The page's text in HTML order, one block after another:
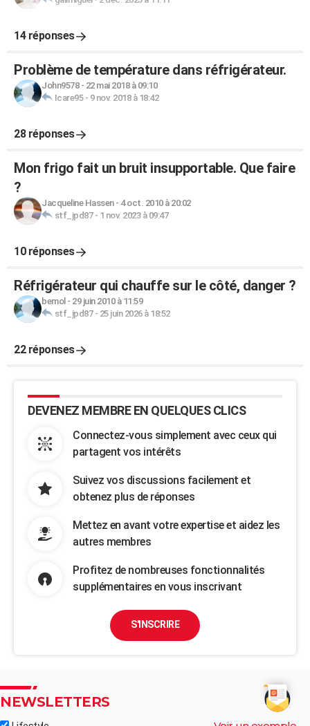
14 réponses
Problème de température dans réfrigérateur.
John9578- 22 mai 2018 à 09:10
Icare95- 9 nov. 2018 à 18:42
28 réponses
Mon frigo fait un bruit insupportable. Que faire
?
Jacqueline Hassen- 4 oct. 2010 à 20:02
stf_jpd87- 1 nov. 2023 à 09:47
10 réponses
Réfrigérateur qui chauffe sur le côté, danger ?
bemol - 29 juin 2010 à 11:59
stf_jpd87- 25 juin 2026 à 18:52
22 réponses
DEVENEZ MEMBRE EN QUELQUES CLICS
Connectez-vous simplement avec ceux qui
partagent vos intérêts
Suivez vos discussions facilement et
obtenez plus de réponses
Mettez en avant votre expertise et aidez les
autres membres
Profitez de nombreuses fonctionnalités
supplémentaires en vous inscrivant
S'INSCRIRE
NEWSLETTERS